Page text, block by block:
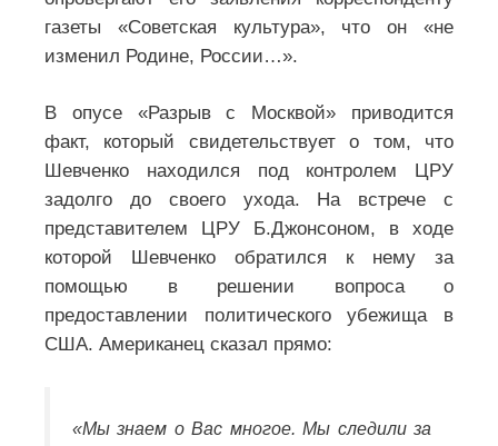
газеты «Советская культура», что он «не
изменил Родине, России…».
В опусе «Разрыв с Москвой» приводится
факт, который свидетельствует о том, что
Шевченко находился под контролем ЦРУ
задолго до своего ухода. На встрече с
представителем ЦРУ Б.Джонсоном, в ходе
которой Шевченко обратился к нему за
помощью в решении вопроса о
предоставлении политического убежища в
США. Американец сказал прямо:
«Мы знаем о Вас многое. Мы следили за